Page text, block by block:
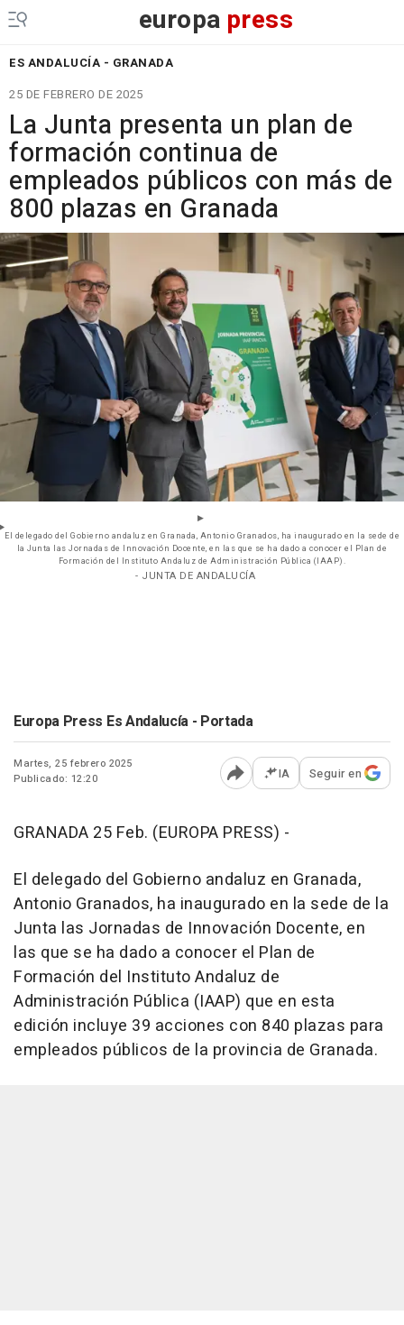
europa press
ES ANDALUCÍA - GRANADA
25 DE FEBRERO DE 2025
La Junta presenta un plan de
formación continua de
empleados públicos con más de
800 plazas en Granada
El delegado del Gobierno andaluz en Granada, Antonio Granados, ha inaugurado en la sede de
la Junta las Jornadas de Innovación Docente, en las que se ha dado a conocer el Plan de
Formación del Instituto Andaluz de Administración Pública (IAAP).
- JUNTA DE ANDALUCÍA
Europa Press Es Andalucía - Portada
Martes, 25 febrero 2025
Publicado: 12:20
Abrir opciones para
IA Seguir en
GRANADA 25 Feb. (EUROPA PRESS) -
El delegado del Gobierno andaluz en Granada,
Antonio Granados, ha inaugurado en la sede de la
Junta las Jornadas de Innovación Docente, en
las que se ha dado a conocer el Plan de
Formación del Instituto Andaluz de
Administración Pública (IAAP) que en esta
edición incluye 39 acciones con 840 plazas para
empleados públicos de la provincia de Granada.